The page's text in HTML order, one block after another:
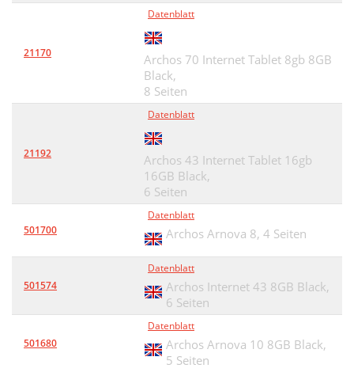
21170
Datenblatt
Archos 70 Internet Tablet 8gb 8GB
Black,
8 Seiten
21192
Datenblatt
Archos 43 Internet Tablet 16gb
16GB Black,
6 Seiten
501700
Datenblatt
Archos Arnova 8, 4 Seiten
501574
Datenblatt
Archos Internet 43 8GB Black,
6 Seiten
501680
Datenblatt
Archos Arnova 10 8GB Black,
5 Seiten